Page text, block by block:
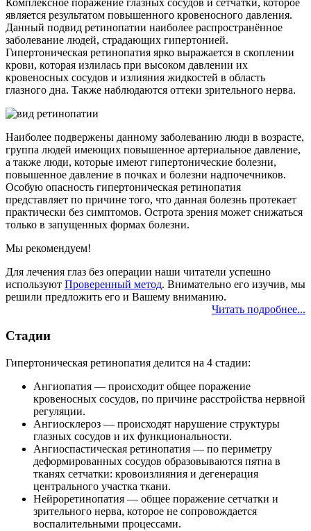
является результатом повышенного кровеносного давления.
Данный подвид ретинопатии наиболее распространённое
заболевание людей, страдающих гипертонией.
Гипертоническая ретинопатия ярко выражается в скоплении
крови, которая излилась при высоком давлении их
кровеносных сосудов и излияния жидкостей в область
глазного дна. Также наблюдаются оттеки зрительного нерва.
Наиболее подвержены данному заболеванию люди в возрасте,
группа людей имеющих повышенное артериальное давление,
а также люди, которые имеют гипертонические болезни,
повышенное давление в почках и болезни надпочечников.
Особую опасность гипертоническая ретинопатия
представляет по причине того, что данная болезнь протекает
практически без симптомов. Острота зрения может снижаться
только в запущенных формах болезни.
Мы рекомендуем!
Для лечения глаз без операции наши читатели успешно
используют Проверенный метод. Внимательно его изучив, мы
решили предложить его и Вашему вниманию.
Читать подробнее...
Стадии
Гипертоническая ретинопатия делится на 4 стадии:
Ангиопатия — происходит общее поражение
кровеносных сосудов, по причине расстройства нервной
регуляции.
Ангиосклероз — происходят нарушение структуры
глазных сосудов и их функциональности.
Ангиоспастическая ретинопатия — по периметру
деформированных сосудов образовываются пятна в
тканях сетчатки: кровоизлияния и дегенерация
центрального участка ткани.
Нейроретинопатия — общее поражение сетчатки и
зрительного нерва, которое не сопровождается
воспалительными процессами.